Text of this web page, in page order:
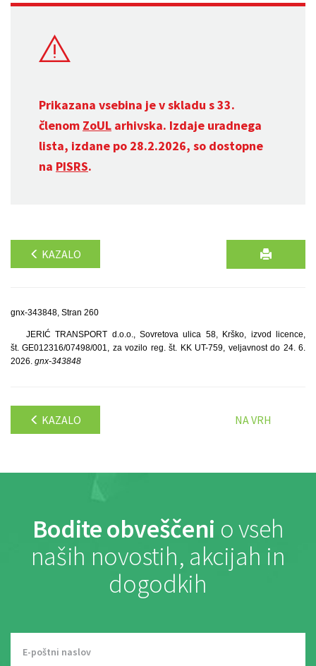
Prikazana vsebina je v skladu s 33.
členom ZoUL arhivska. Izdaje uradnega
lista, izdane po 28.2.2026, so dostopne
na PISRS.
KAZALO
gnx-343848, Stran 260
JERIĆ TRANSPORT d.o.o., Sovretova ulica 58, Krško, izvod licence,
št. GE012316/07498/001, za vozilo reg. št. KK UT-759, veljavnost do 24. 6.
2026. gnx-343848
KAZALO NA VRH
Bodite obveščeni o vseh
naših novostih, akcijah in
dogodkih